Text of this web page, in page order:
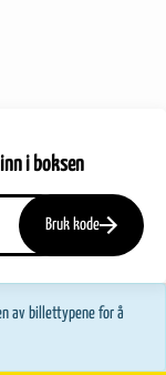
i boksen
Bruk kode
av billettypene for å